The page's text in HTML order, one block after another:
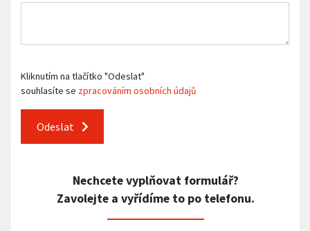
Kliknutím na tlačítko "Odeslat"
souhlasíte se zpracováním osobních údajů
Odeslat
Nechcete vyplňovat formulář?
Zavolejte a vyřídíme to po telefonu.